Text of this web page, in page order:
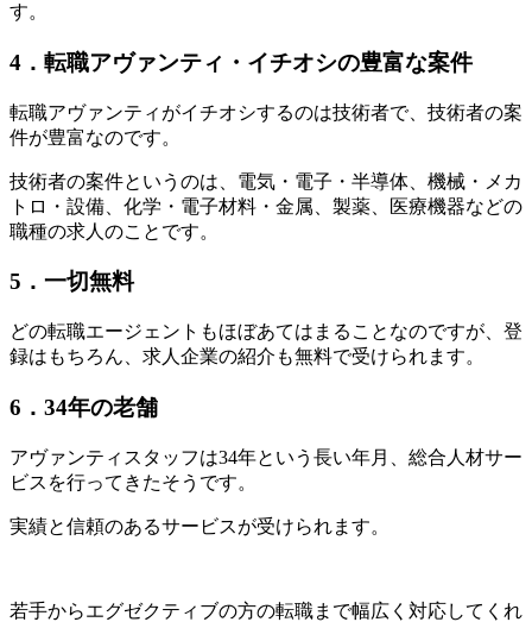
す。
4 ．転職アヴァンティ・イチオシの豊富な案件
転職アヴァンティがイチオシするのは技術者で、 技術者の案
件が豊富なのです。
技術者の案件というのは、電気・電子・半導体、機械・メカ
トロ・設備、化学・電子材料・金属、製薬、医療機器などの
職種の求人のことです。
5 ．一切無料
どの転職エージェントもほぼあてはまることなのですが、登
録はもちろん、求人企業の紹介も無料で受けられます。
6 ． 34年の老舗
アヴァンティスタッフは34年という長い年月、総合人材サー
ビスを行ってきたそうです。
実績と信頼のあるサービスが受けられます。
若手からエグゼクティブの方の転職まで幅広く対応してくれ